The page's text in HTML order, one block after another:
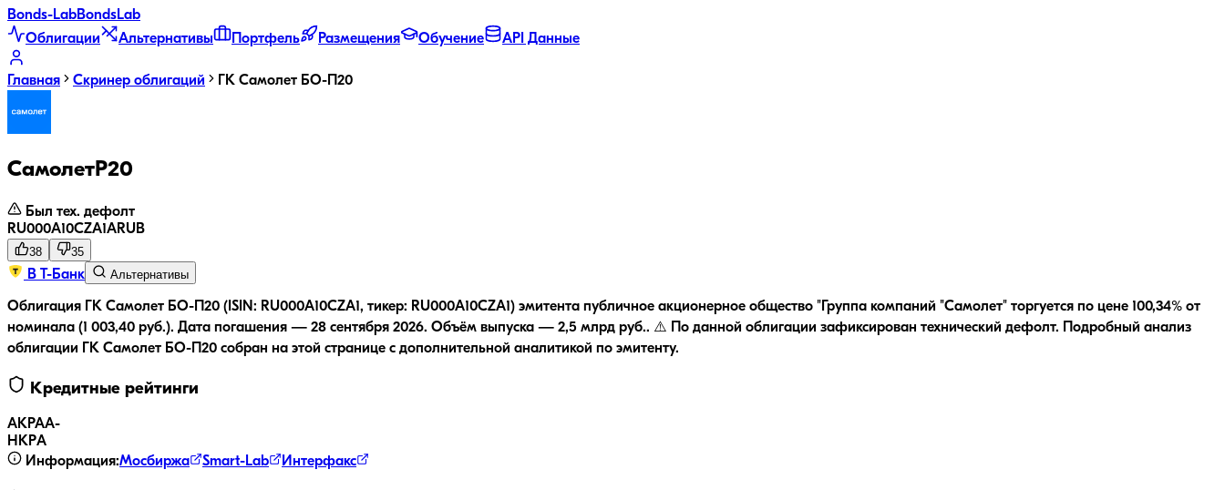
Bonds-LabBondsLab
Облигации
Альтернативы Портфель Размещения Обучение API Данные
Главная Скринер облигаций ГК Самолет БО-П20
СамолетP20
Был тех. дефолт
RU000A10CZA1ARUB
38 35
В Т-Банк Альтернативы
Облигация ГК Самолет БО-П20 (ISIN: RU000A10CZA1, тикер: RU000A10CZA1) эмитента публичное акционерное общество "Группа компаний "Самолет" торгуется по цене 100,34% от
номинала (1 003,40 руб.). Дата погашения — 28 сентября 2026. Объём выпуска — 2,5 млрд руб.. ⚠️ По данной облигации зафиксирован технический дефолт.
Подробный анализ
облигации
ГК Самолет БО-П20 собран на этой странице с дополнительной аналитикой по эмитенту.
Кредитные рейтинги
АКРАA-
НКРA
Информация:Мосбиржа Smart-Lab Интерфакс